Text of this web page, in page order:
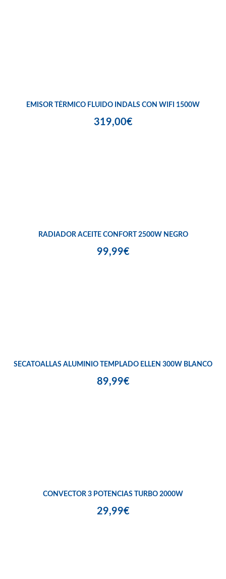
EMISOR TÉRMICO FLUIDO INDALS CON WIFI 1500W
319,00€
RADIADOR ACEITE CONFORT 2500W NEGRO
99,99€
SECATOALLAS ALUMINIO TEMPLADO ELLEN 300W BLANCO
89,99€
CONVECTOR 3 POTENCIAS TURBO 2000W
29,99€